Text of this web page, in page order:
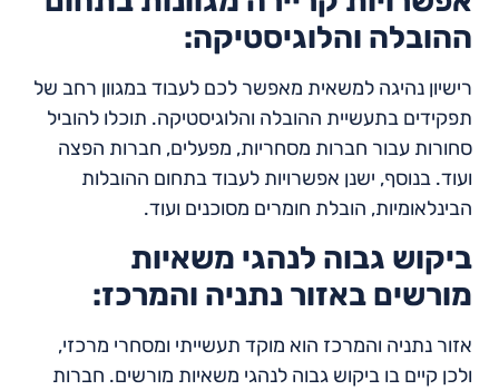
ההובלה והלוגיסטיקה:
רישיון נהיגה למשאית מאפשר לכם לעבוד במגוון רחב של
תפקידים בתעשיית ההובלה והלוגיסטיקה. תוכלו להוביל
סחורות עבור חברות מסחריות, מפעלים, חברות הפצה
ועוד. בנוסף, ישנן אפשרויות לעבוד בתחום ההובלות
הבינלאומיות, הובלת חומרים מסוכנים ועוד.
ביקוש גבוה לנהגי משאיות
מורשים באזור נתניה והמרכז:
אזור נתניה והמרכז הוא מוקד תעשייתי ומסחרי מרכזי,
ולכן קיים בו ביקוש גבוה לנהגי משאיות מורשים. חברות